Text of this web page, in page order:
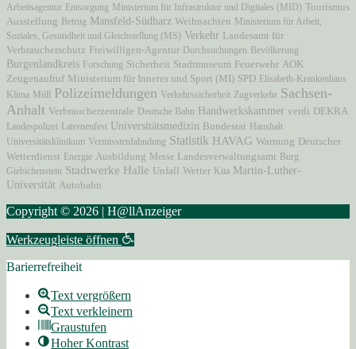
Arbeitsagentur Entsorgung Ministerium für Infrastruktur und Digitales (MID) Tourismus
Ausstellung Betrug Mansfeld-Südharz Weihnachten Ministerium für Arbeit,
Soziales, Gesundheit und Gleichstellung (MS) Verkehr Landesamt für
Verbraucherschutz Freiwilligen-Agentur Durchsuchungen Bevölkerung
Burgenlandkreis Forschung Sicherheit Stadtmuseum Feuerwehr AOK
Zeugenaufruf Ministerium für Inneres und Sport (MI) SPD Elisabeth-Krankenhaus
Klima Müll Polizeimeldungen Verkehrssicherheit Zugverkehr Sachsen-
Anhalt Verbraucherzentrale Deutsche Bahn Handwerkskammer verdi DEKRA
Landespolizei Laternenfest Universitätsmedizin Bundesrat Haushalt
Universitätsklinikum Vermisstenfahndung Statistik HAVAG Warnung Deutscher
Wetterdienst Energie Ausbildung Messe Landesverwaltungsamt Burg
Giebichenstein Stadtwerke Halle Unfall Wetter Kita Martin-Luther-
Universität Autobahn
Copyright © 2026 | H@llAnzeiger
Werkzeugleiste öffnen
Barierrefreiheit
Text vergrößern
Text verkleinern
Graustufen
Hoher Kontrast